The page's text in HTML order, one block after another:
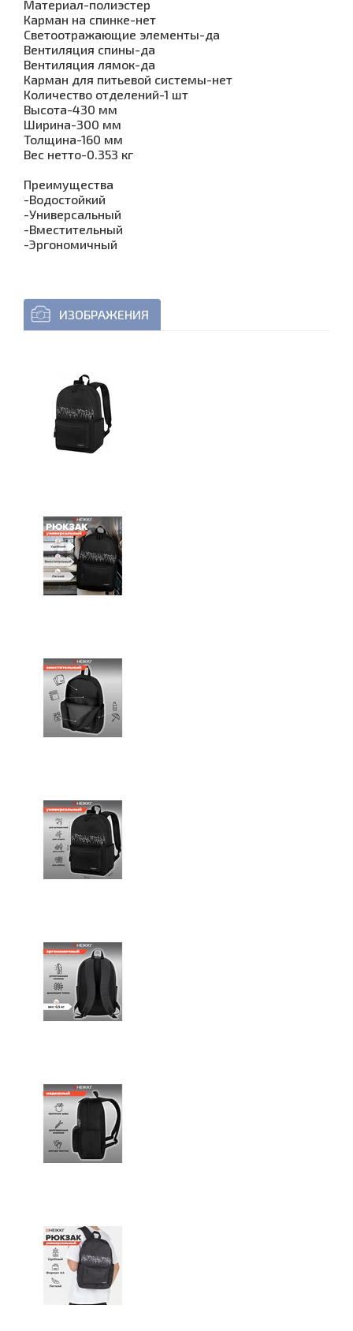
Материал-полиэстер
Карман на спинке-нет
Светоотражающие элементы-да
Вентиляция спины-да
Вентиляция лямок-да
Карман для питьевой системы-нет
Количество отделений-1 шт
Высота-430 мм
Ширина-300 мм
Толщина-160 мм
Вес нетто-0.353 кг
Преимущества
-Водостойкий
-Универсальный
-Вместительный
-Эргономичный
ИЗОБРАЖЕНИЯ